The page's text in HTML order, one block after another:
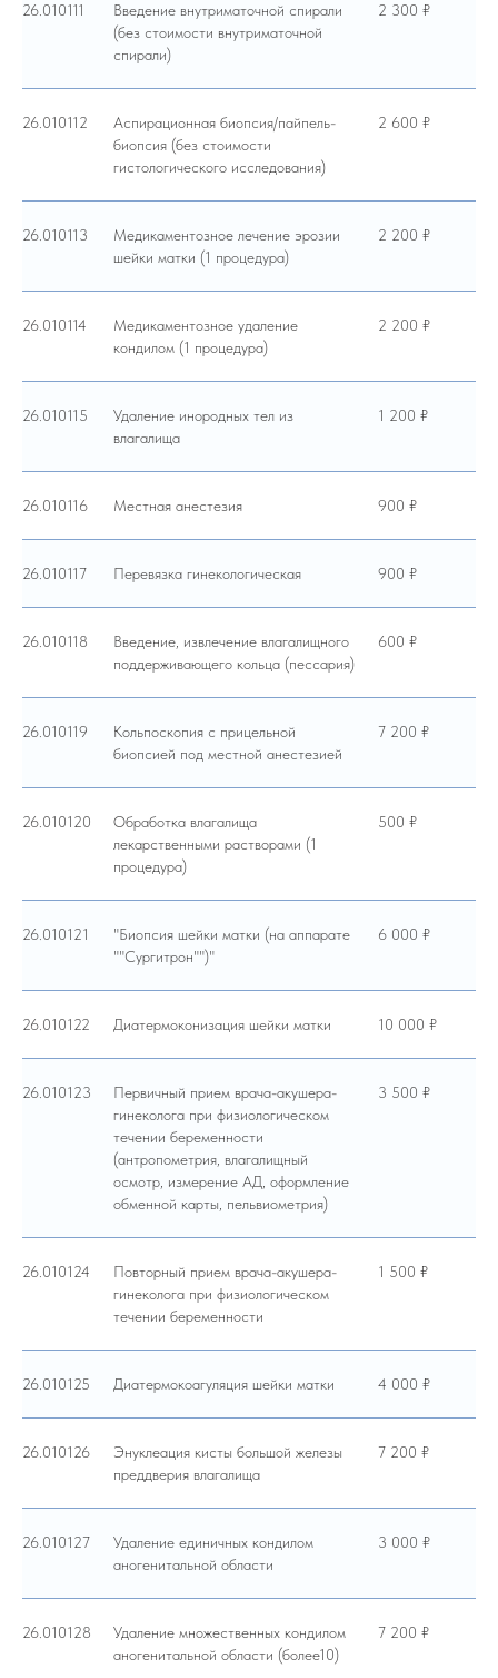
26.010111
Введение внутриматочной спирали
(без стоимости внутриматочной
спирали)
2 300 ₽
26.010112
Аспирационная биопсия/пайпель-
биопсия (без стоимости
гистологического исследования)
2 600 ₽
26.010113
Медикаментозное лечение эрозии
шейки матки (1 процедура)
2 200 ₽
26.010114
Медикаментозное удаление
кондилом (1 процедура)
2 200 ₽
26.010115
Удаление инородных тел из
влагалища
1 200 ₽
26.010116 Местная анестезия 900 ₽
26.010117 Перевязка гинекологическая 900 ₽
26.010118
Введение, извлечение влагалищного
поддерживающего кольца (пессария)
600 ₽
26.010119
Кольпоскопия с прицельной
биопсией под местной анестезией
7 200 ₽
26.010120
Обработка влагалища
лекарственными растворами (1
процедура)
500 ₽
26.010121
"Биопсия шейки матки (на аппарате
""Сургитрон"")"
6 000 ₽
26.010122 Диатермоконизация шейки матки 10 000 ₽
26.010123
Первичный прием врача-акушера-
гинеколога при физиологическом
течении беременности
(антропометрия, влагалищный
осмотр, измерение АД, оформление
обменной карты, пельвиометрия)
3 500 ₽
26.010124
Повторный прием врача-акушера-
гинеколога при физиологическом
течении беременности
1 500 ₽
26.010125 Диатермокоагуляция шейки матки 4 000 ₽
26.010126
Энуклеация кисты большой железы
преддверия влагалища
7 200 ₽
26.010127
Удаление единичных кондилом
аногенитальной области
3 000 ₽
26.010128
Удаление множественных кондилом
аногенитальной области (более10)
7 200 ₽